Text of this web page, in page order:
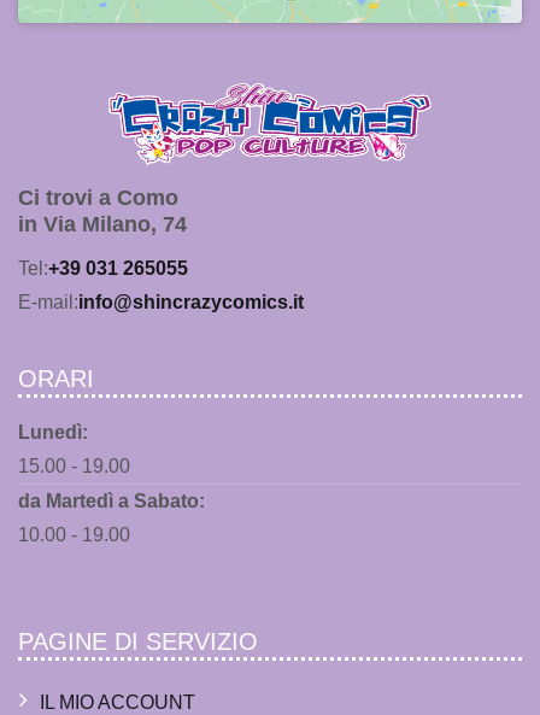
Ci trovi a Como
in Via Milano, 74
Tel:+39 031 265055
E-mail:info@shincrazycomics.it
ORARI
Lunedì:
15.00 - 19.00
da Martedì a Sabato:
10.00 - 19.00
PAGINE DI SERVIZIO
IL MIO ACCOUNT